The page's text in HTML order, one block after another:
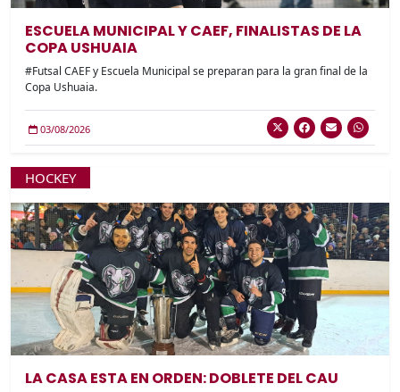
ESCUELA MUNICIPAL Y CAEF, FINALISTAS DE LA
COPA USHUAIA
#Futsal CAEF y Escuela Municipal se preparan para la gran final de la
Copa Ushuaia.
03/08/2026
HOCKEY
LA CASA ESTA EN ORDEN: DOBLETE DEL CAU